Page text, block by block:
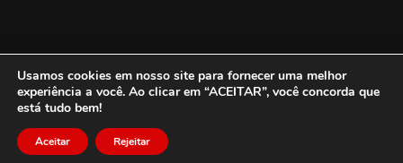
© 2026 Bilhar Bol - Todos os direitos reservados -
Usamos cookies em nosso site para fornecer uma melhor
experiência a você. Ao clicar em “ACEITAR”, você concorda que
está tudo bem!
Aceitar Rejeitar